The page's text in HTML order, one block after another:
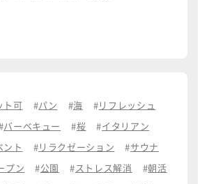
ト可 パン 海 リフレッシュ
バーベキュー 桜 イタリアン
ント リラクゼーション サウナ
プン 公園 ストレス解消 朝活